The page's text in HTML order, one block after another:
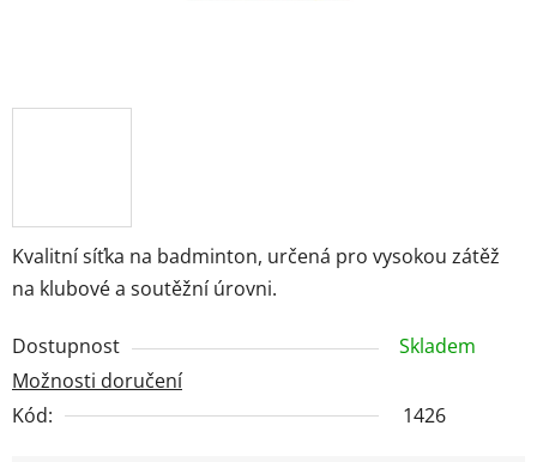
Kvalitní síťka na badminton, určená pro vysokou zátěž
na klubové a soutěžní úrovni.
Dostupnost
Skladem
Možnosti doručení
Kód:
1426